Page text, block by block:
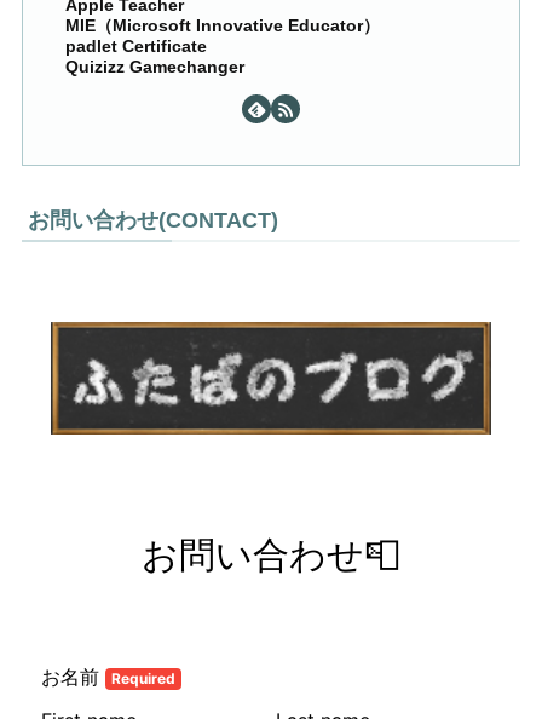
Apple Teacher
MIE（Microsoft Innovative Educator）
padlet Certificate
Quizizz Gamechanger
お問い合わせ(CONTACT)